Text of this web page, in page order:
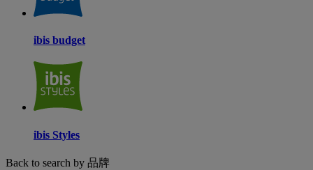
ibis budget
ibis Styles
Back to search by 品牌